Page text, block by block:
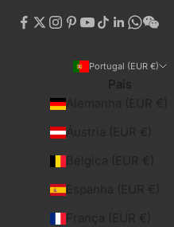
Portugal (EUR €)
País